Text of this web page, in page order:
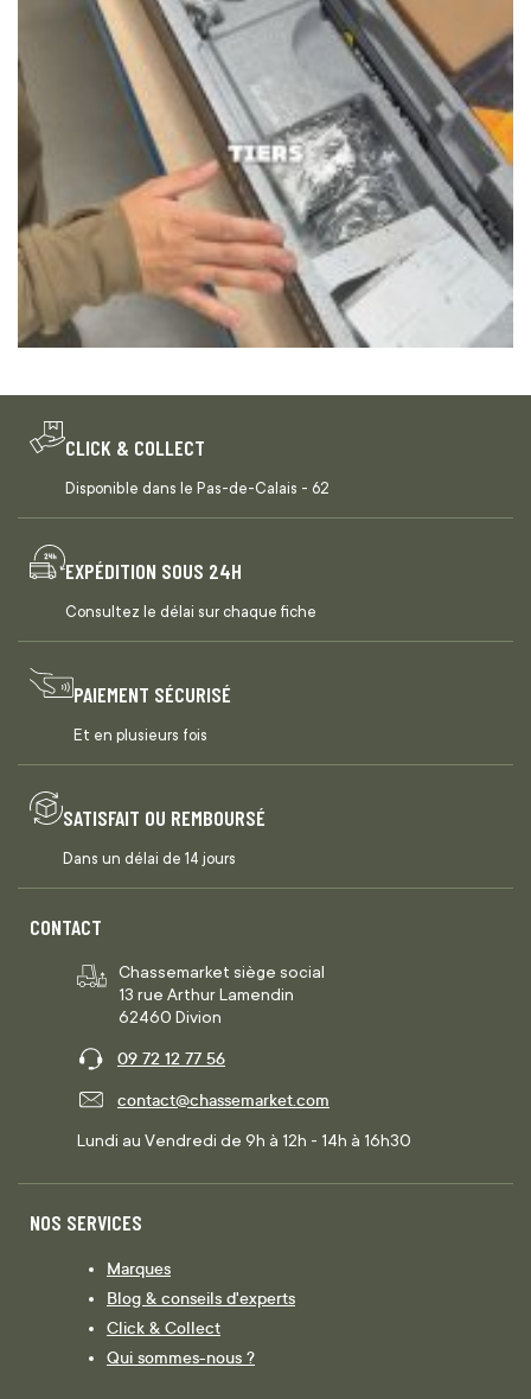
CLICK & COLLECT
Disponible dans le Pas-de-Calais - 62
EXPÉDITION SOUS 24H
Consultez le délai sur chaque fiche
PAIEMENT SÉCURISÉ
Et en plusieurs fois
SATISFAIT OU REMBOURSÉ
Dans un délai de 14 jours
CONTACT
Chassemarket siège social
13 rue Arthur Lamendin
62460 Divion
09 72 12 77 56
contact@chassemarket.com
Lundi au Vendredi de 9h à 12h - 14h à 16h30
NOS SERVICES
Marques
Blog & conseils d'experts
Click & Collect
Qui sommes-nous ?